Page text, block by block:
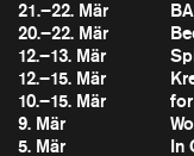
21.–22. Mär
20.–22. Mär
12.–13. Mär
12.–15. Mär
10.–15. Mär
9. Mär
5. Mär
In